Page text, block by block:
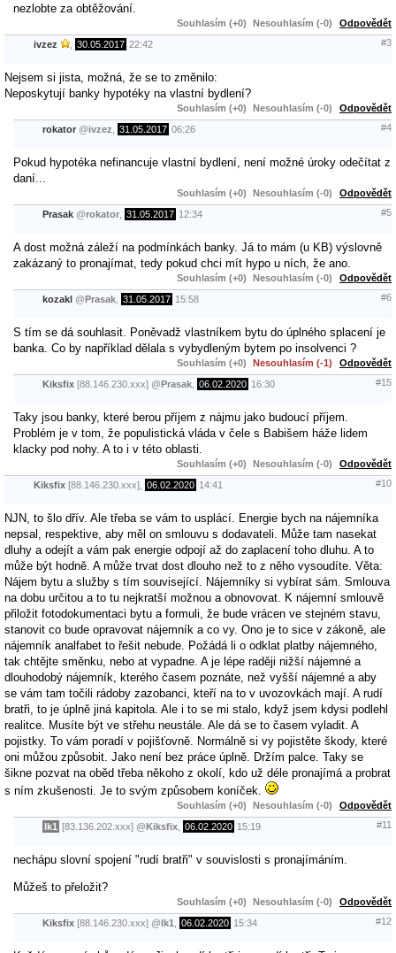
nezlobte za obtěžování.
Souhlasím (+0) Nesouhlasím (-0) Odpovědět
ivzez 30.05.2017 22:42 #3
Nejsem si jista, možná, že se to změnilo:
Neposkytují banky hypotéky na vlastní bydlení?
Souhlasím (+0) Nesouhlasím (-0) Odpovědět
rokator @ivzez 31.05.2017 06:26 #4
Pokud hypotéka nefinancuje vlastní bydlení, není možné úroky odečítat z
daní...
Souhlasím (+0) Nesouhlasím (-0) Odpovědět
Prasak @rokator 31.05.2017 12:34 #5
A dost možná záleží na podmínkách banky. Já to mám (u KB) výslovně
zakázaný to pronajímat, tedy pokud chci mít hypo u ních, že ano.
Souhlasím (+0) Nesouhlasím (-0) Odpovědět
kozakl @Prasak 31.05.2017 15:58 #6
S tím se dá souhlasit. Poněvadž vlastníkem bytu do úplného splacení je
banka. Co by například dělala s vybydleným bytem po insolvenci ?
Souhlasím (+0) Nesouhlasím (-1) Odpovědět
Kiksfix [88.146.230.xxx] @Prasak 06.02.2020 16:30 #15
Taky jsou banky, které berou příjem z nájmu jako budoucí příjem.
Problém je v tom, že populistická vláda v čele s Babišem háže lidem
klacky pod nohy. A to i v této oblasti.
Souhlasím (+0) Nesouhlasím (-0) Odpovědět
Kiksfix [88.146.230.xxx], 06.02.2020 14:41 #10
NJN, to šlo dřív. Ale třeba se vám to usplácí. Energie bych na nájemníka
nepsal, respektive, aby měl on smlouvu s dodavateli. Může tam nasekat
dluhy a odejít a vám pak energie odpojí až do zaplacení toho dluhu. A to
může být hodně. A může trvat dost dlouho než to z něho vysoudíte. Věta:
Nájem bytu a služby s tím související. Nájemníky si vybírat sám. Smlouva
na dobu určitou a to tu nejkratší možnou a obnovovat. K nájemní smlouvě
přiložit fotodokumentaci bytu a formuli, že bude vrácen ve stejném stavu,
stanovit co bude opravovat nájemník a co vy. Ono je to sice v zákoně, ale
nájemník analfabet to řešit nebude. Požádá li o odklat platby nájemného,
tak chtějte směnku, nebo at vypadne. A je lépe raději nižší nájemné a
dlouhodobý nájemník, kterého časem poznáte, než vyšší nájemné a aby
se vám tam točili rádoby zazobanci, kteří na to v uvozovkách mají. A rudí
bratři, to je úplně jiná kapitola. Ale i to se mi stalo, když jsem kdysi podlehl
realitce. Musíte být ve střehu neustále. Ale dá se to časem vyladit. A
pojistky. To vám poradí v pojišťovně. Normálně si vy pojistěte škody, které
oni můžou způsobit. Jako není bez práce úplně. Držím palce. Taky se
šikne pozvat na oběd třeba někoho z okolí, kdo už déle pronajímá a probrat
s ním zkušenosti. Je to svým způsobem koníček.
Souhlasím (+0) Nesouhlasím (-0) Odpovědět
lk1 [83.136.202.xxx] @Kiksfix 06.02.2020 15:19 #11
nechápu slovní spojení "rudí bratři" v souvislosti s pronajímáním.
Můžeš to přeložit?
Souhlasím (+0) Nesouhlasím (-0) Odpovědět
Kiksfix [88.146.230.xxx] @lk1 06.02.2020 15:34 #12